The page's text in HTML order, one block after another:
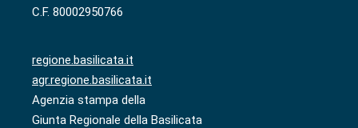
C.F. 80002950766
regione.basilicata.it
agr.regione.basilicata.it
Agenzia stampa della
Giunta Regionale della Basilicata